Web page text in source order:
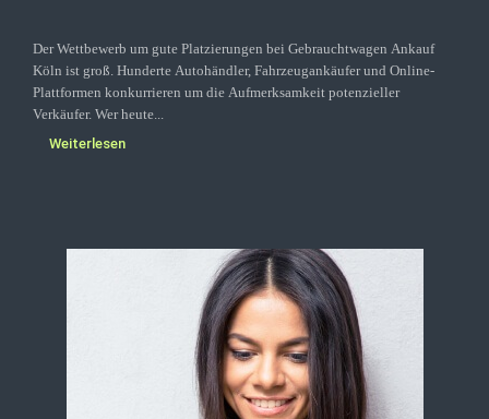
Der Wettbewerb um gute Platzierungen bei Gebrauchtwagen Ankauf
Köln ist groß. Hunderte Autohändler, Fahrzeugankäufer und Online-
Plattformen konkurrieren um die Aufmerksamkeit potenzieller
Verkäufer. Wer heute...
Weiterlesen